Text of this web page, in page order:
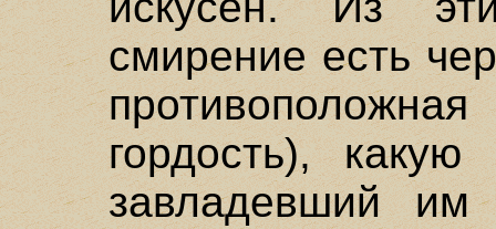
смирение есть
гордость),
завладевший